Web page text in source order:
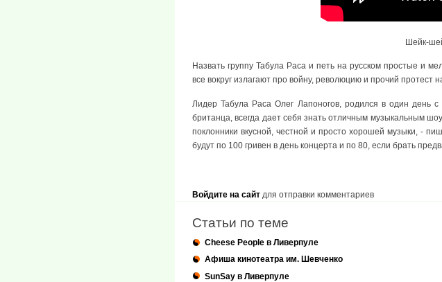
Шейк-
Назвать группу Табула Раса и петь на русском простые и
все вокруг излагают про войну, революцию и прочий протест
Лидер Табула Раса Олег Лапоногов, родился в один день
британца, всегда дает себя знать отличным музыкальным
поклонники вкусной, честной и просто хорошей музыки, -
будут по 100 гривен в день концерта и по 80, если брать
Войдите на сайт для отправки комментариев
Статьи по теме
Cheese People в Ливерпуле
Афиша кинотеатра им. Шевченко
SunSay в Ливерпуле